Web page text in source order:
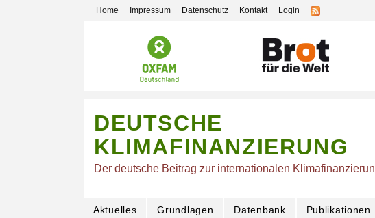
DEUTSCHE
KLIMAFINANZIERUNG
Der deutsche Beitrag zur internationalen
Aktuelles Grundlagen Datenbank Publikationen
Home Impressum Datenschutz Kontakt Login